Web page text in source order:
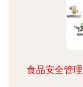
食品安全管